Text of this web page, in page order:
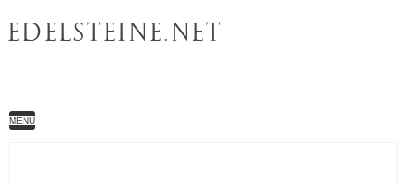
EDELSTEINE.NET
MENU